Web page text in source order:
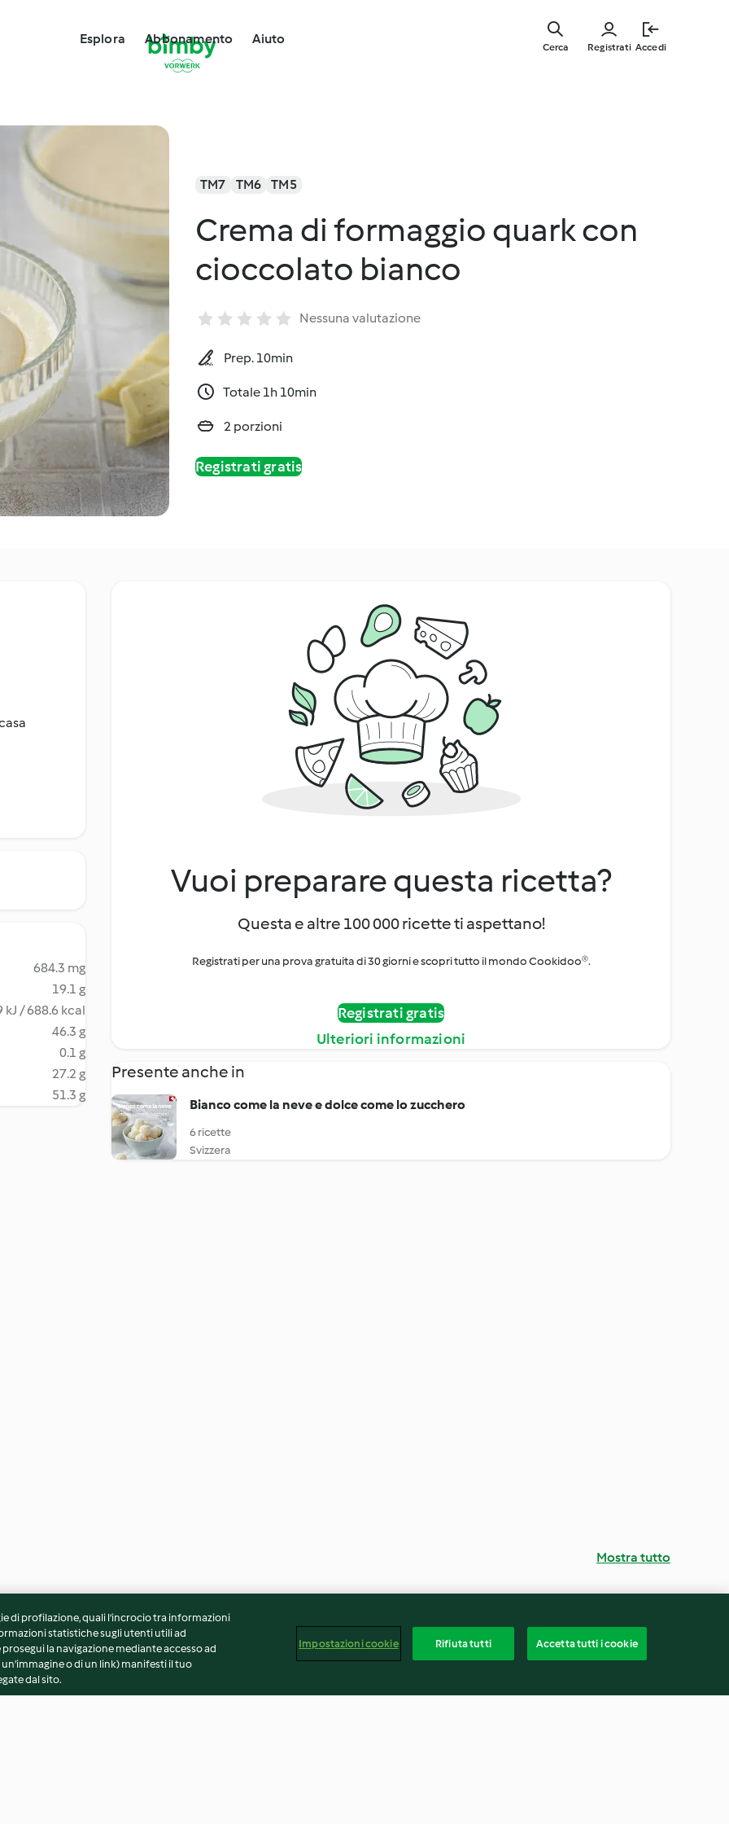
Esplora Abbonamento Aiuto
Registrati Accedi
Cerca
TM7 TM6 TM5
Crema di formaggio quark con
cioccolato bianco
Nessuna valutazione
Prep. 10min
Totale 1h 10min
2 porzioni
Registrati gratis
684.3 mg
19.1 g
kJ / 688.6 kcal
46.3 g
0.1 g
27.2 g
51.3 g
Vuoi preparare questa ricetta?
Questa e altre 100 000 ricette ti aspettano!
Registrati per una prova gratuita di 30 giorni e scopri tutto il mondo Cookidoo®.
Registrati gratis
Ulteriori informazioni
Presente anche in
Bianco come la neve e dolce come lo zucchero
6 ricette
Svizzera
Mostra tutto
di profilazione, quali l’incrocio tra informazioni
statistiche sugli utenti utili ad
la navigazione mediante accesso ad
o di un link) manifesti il tuo
dal sito.
Impostazioni cookie Rifiuta tutti Accetta tutti i cookie